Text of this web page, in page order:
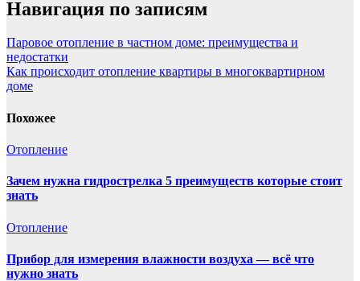
Навигация по записям
Паровое отопление в частном доме: преимущества и
недостатки
Как происходит отопление квартиры в многоквартирном
доме
Похожее
Отопление
Зачем нужна гидрострелка 5 преимуществ которые стоит
знать
Отопление
Прибор для измерения влажности воздуха — всё что
нужно знать